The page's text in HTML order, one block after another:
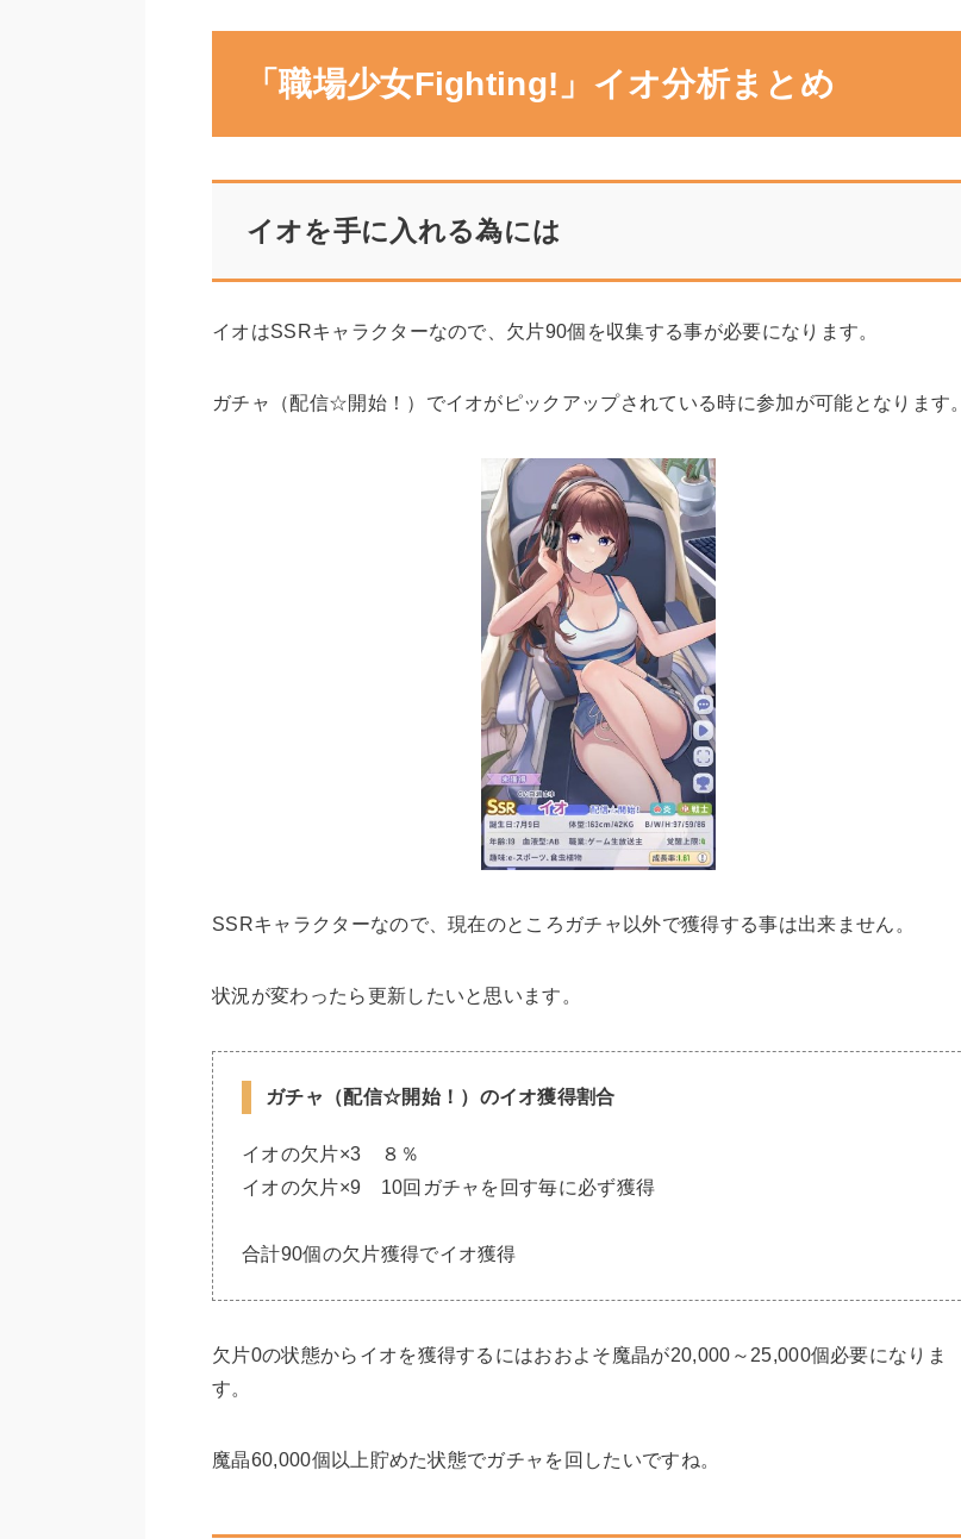
「職場少女Fighting!」イオ分析まとめ
イオを手に入れる為には
イオはSSRキャラクターなので、欠片90個を収集する事が必要になります。
ガチャ（配信☆開始！）でイオがピックアップされている時に参加が可能となります。
SSRキャラクターなので、現在のところガチャ以外で獲得する事は出来ません。
状況が変わったら更新したいと思います。
ガチャ（配信☆開始！）のイオ獲得割合
イオの欠片×3 ８％
イオの欠片×9 10回ガチャを回す毎に必ず獲得
合計90個の欠片獲得でイオ獲得
欠片0の状態からイオを獲得するにはおおよそ魔晶が20,000～25,000個必要になりま
す。
魔晶60,000個以上貯めた状態でガチャを回したいですね。